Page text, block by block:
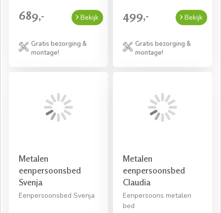
689,- Bekijk
Gratis bezorging &
montage!
499,- Bekijk
Gratis bezorging &
montage!
Metalen
eenpersoonsbed
Svenja
Eenpersoonsbed Svenja
Metalen
eenpersoonsbed
Claudia
Eenpersoons metalen
bed